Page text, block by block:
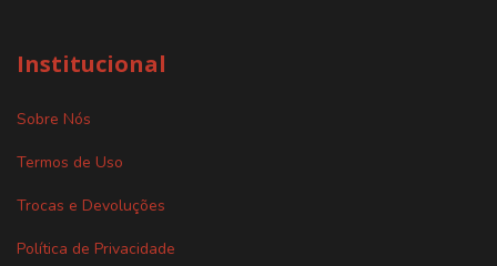
Institucional
Sobre Nós
Termos de Uso
Trocas e Devoluções
Política de Privacidade